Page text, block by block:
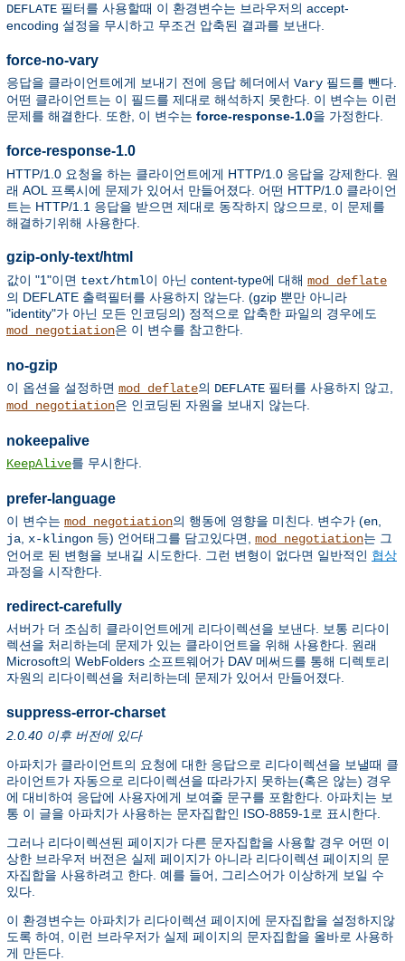
DEFLATE 필터를 사용할때 이 환경변수는 브라우저의 accept-
encoding 설정을 무시하고 무조건 압축된 결과를 보낸다.
force-no-vary
응답을 클라이언트에게 보내기 전에 응답 헤더에서 Vary 필드를 뺀다.
어떤 클라이언트는 이 필드를 제대로 해석하지 못한다. 이 변수는 이런
문제를 해결한다. 또한, 이 변수는 force-response-1.0을 가정한다.
force-response-1.0
HTTP/1.0 요청을 하는 클라이언트에게 HTTP/1.0 응답을 강제한다. 원
래 AOL 프록시에 문제가 있어서 만들어졌다. 어떤 HTTP/1.0 클라이언
트는 HTTP/1.1 응답을 받으면 제대로 동작하지 않으므로, 이 문제를
해결하기위해 사용한다.
gzip-only-text/html
값이 "1"이면 text/html이 아닌 content-type에 대해 mod_deflate
의 DEFLATE 출력필터를 사용하지 않는다. (gzip 뿐만 아니라
"identity"가 아닌 모든 인코딩의) 정적으로 압축한 파일의 경우에도
mod_negotiation은 이 변수를 참고한다.
no-gzip
이 옵션을 설정하면 mod_deflate의 DEFLATE 필터를 사용하지 않고,
mod_negotiation은 인코딩된 자원을 보내지 않는다.
nokeepalive
KeepAlive를 무시한다.
prefer-language
이 변수는 mod_negotiation의 행동에 영향을 미친다. 변수가 (en,
ja, x-klingon 등) 언어태그를 담고있다면, mod_negotiation는 그
언어로 된 변형을 보내길 시도한다. 그런 변형이 없다면 일반적인 협상
과정을 시작한다.
redirect-carefully
서버가 더 조심히 클라이언트에게 리다이렉션을 보낸다. 보통 리다이
렉션을 처리하는데 문제가 있는 클라이언트을 위해 사용한다. 원래
Microsoft의 WebFolders 소프트웨어가 DAV 메써드를 통해 디렉토리
자원의 리다이렉션을 처리하는데 문제가 있어서 만들어졌다.
suppress-error-charset
2.0.40 이후 버전에 있다
아파치가 클라이언트의 요청에 대한 응답으로 리다이렉션을 보낼때 클
라이언트가 자동으로 리다이렉션을 따라가지 못하는(혹은 않는) 경우
에 대비하여 응답에 사용자에게 보여줄 문구를 포함한다. 아파치는 보
통 이 글을 아파치가 사용하는 문자집합인 ISO-8859-1로 표시한다.
그러나 리다이렉션된 페이지가 다른 문자집합을 사용할 경우 어떤 이
상한 브라우저 버전은 실제 페이지가 아니라 리다이렉션 페이지의 문
자집합을 사용하려고 한다. 예를 들어, 그리스어가 이상하게 보일 수
있다.
이 환경변수는 아파치가 리다이렉션 페이지에 문자집합을 설정하지않
도록 하여, 이런 브라우저가 실제 페이지의 문자집합을 올바로 사용하
게 만든다.